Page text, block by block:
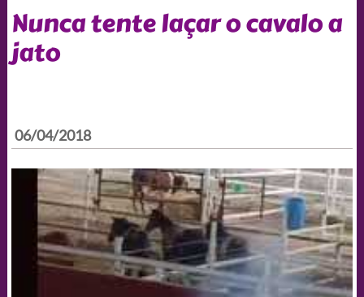
Nunca tente laçar o cavalo a
jato
06/04/2018